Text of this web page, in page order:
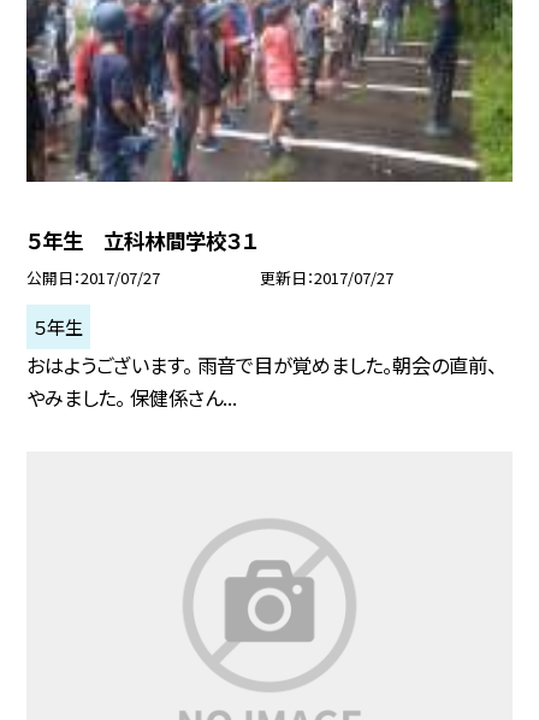
５年生 立科林間学校３１
公開日 2017/07/27 更新日 2017/07/27
５年生
おはようございます。 雨音で目が覚めました。朝会の直前、
やみました。 保健係さん...